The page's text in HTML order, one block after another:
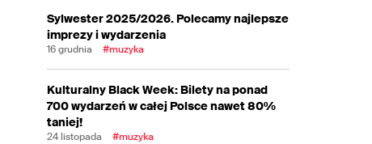
Sylwester 2025/2026. Polecamy najlepsze
imprezy i wydarzenia
16 grudnia #muzyka
Kulturalny Black Week: Bilety na ponad
700 wydarzeń w całej Polsce nawet 80%
taniej!
24 listopada #muzyka